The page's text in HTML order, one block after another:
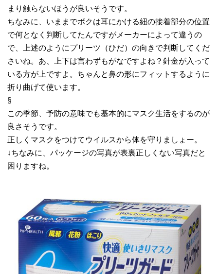
まり触らないほうが良いそうです。
ちなみに、いままでボクは耳にかける紐の接着部分の位置
で何となく判断してたんですがメーカーによって違うの
で、上述のようにプリーツ（ひだ）の向きで判断してくだ
さいね。あ、上下は言わずもがなですよね？針金が入って
いる方が上ですよ。ちゃんと鼻の形にフィットするように
折り曲げて使います。
§
この季節、予防の意味でも基本的にマスク生活をするのが
良さそうです。
正しくマスクをつけてウイルスから体を守りましょー。
↓ちなみに、パッケージの写真が表裏正しくない写真だと
困りますね。